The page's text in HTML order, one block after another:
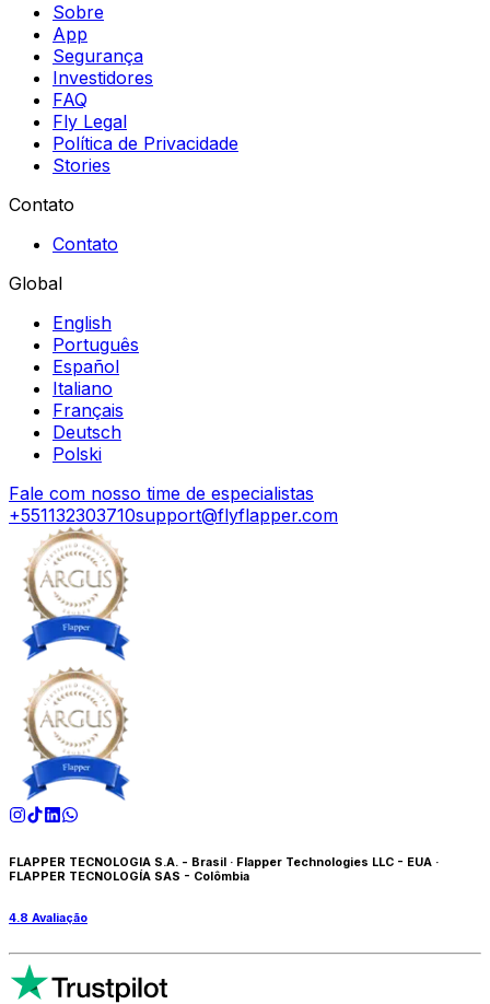
Sobre
App
Segurança
Investidores
FAQ
Fly Legal
Política de Privacidade
Stories
Contato
Contato
Global
English
Português
Español
Italiano
Français
Deutsch
Polski
Fale com nosso time de especialistas
+551132303710support@flyflapper.com
FLAPPER TECNOLOGIA S.A. - Brasil · Flapper Technologies LLC - EUA ·
FLAPPER TECNOLOGÍA SAS - Colômbia
4.8 Avaliação